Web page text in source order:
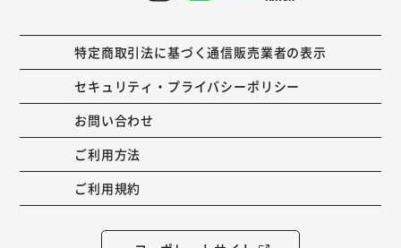
特定商取引法に基づく通信販売業者の表示
セキュリティ・プライバシーポリシー
お問い合わせ
ご利用方法
ご利用規約